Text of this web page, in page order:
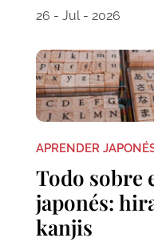
26 - Jul - 2026
APRENDER
Todo sobre
japonés:
kanjis